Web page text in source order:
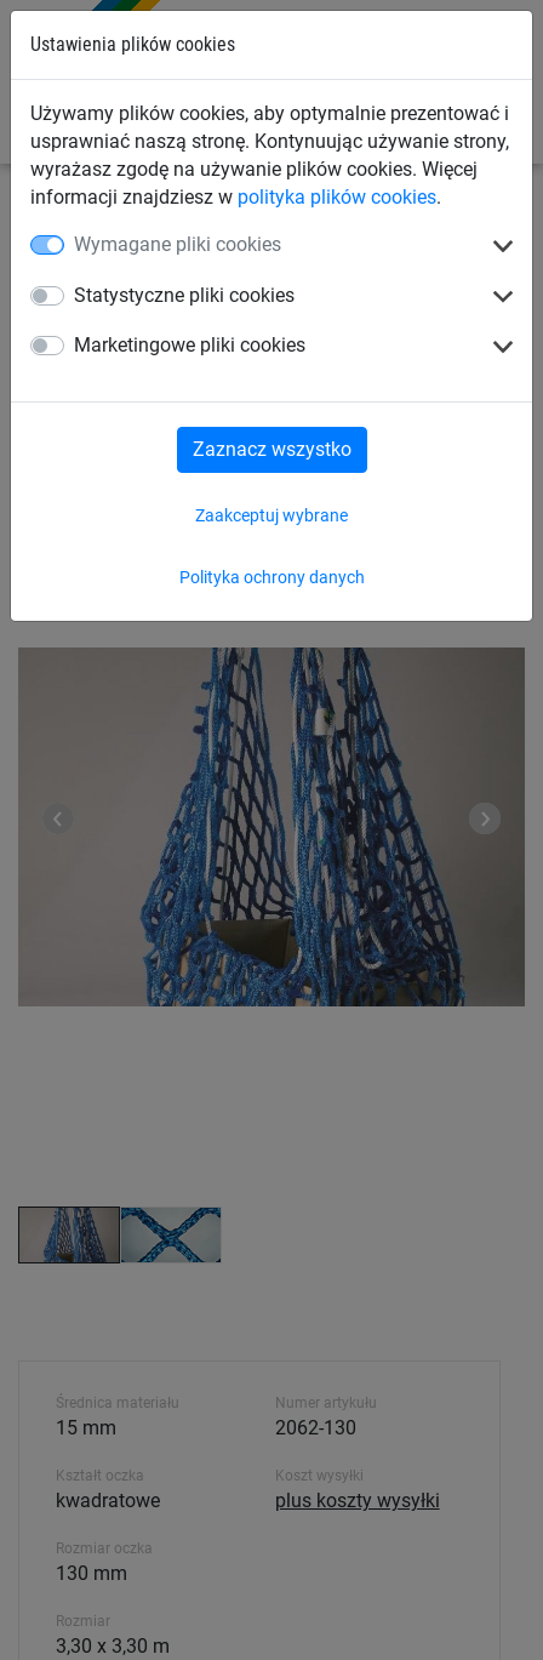
Ustawienia plików cookies
Używamy plików cookies, aby optymalnie prezentować i
usprawniać naszą stronę. Kontynuując używanie strony,
wyrażasz zgodę na używanie plików cookies. Więcej
informacji znajdziesz w polityka plików cookies.
Wymagane pliki cookies
Statystyczne pliki cookies
Marketingowe pliki cookies
Polityka ochrony danych
Zaakceptuj wybrane
Zaznacz wszystko
Siatki transportu pionowego
Siatka do transportu
pionowego, do ciężkiego
ładunku (ø 15 mm)
Średnica materiału
15 mm
Kształt oczka
kwadratowe
Rozmiar oczka
130 mm
Rozmiar
3,30 x 3,30 m
Numer artykułu
2062-130
Koszt wysyłki
plus koszty wysyłki